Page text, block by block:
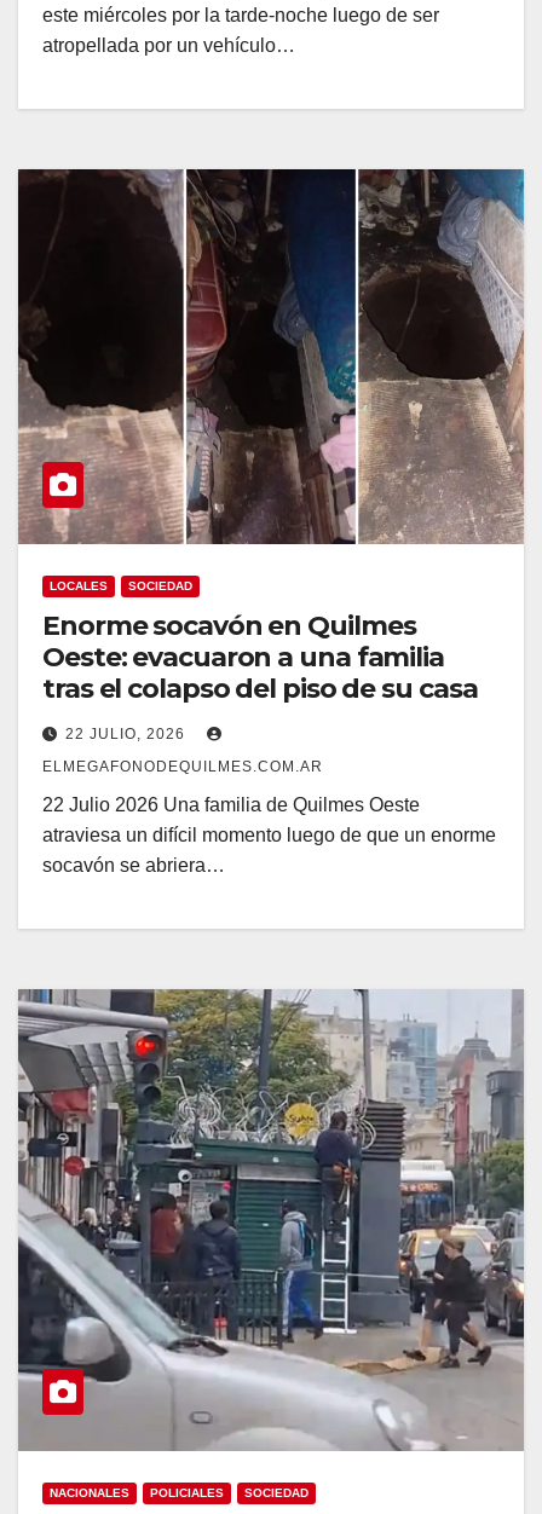
este miércoles por la tarde-noche luego de ser
atropellada por un vehículo…
LOCALES SOCIEDAD
Enorme socavón en Quilmes
Oeste: evacuaron a una familia
tras el colapso del piso de su casa
22 JULIO, 2026
ELMEGAFONODEQUILMES.COM.AR
22 Julio 2026 Una familia de Quilmes Oeste
atraviesa un difícil momento luego de que un enorme
socavón se abriera…
NACIONALES POLICIALES SOCIEDAD